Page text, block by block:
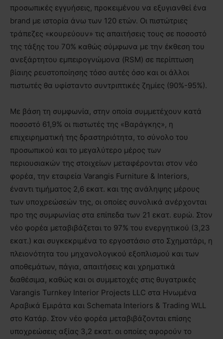
προσωπικές εγγυήσεις, προκειμένου να εξυγιανθεί ένα
brand με ιστορία άνω των 120 ετών. Οι πιστώτριες
τράπεζες «κουρεύουν» τις απαιτήσεις τους σε ποσοστό
της τάξης του 70% καθώς σύμφωνα με την έκθεση του
ανεξάρτητου εμπειρογνώμονα (RSM) σε περίπτωση
βίαιης ρευστοποίησης τόσο αυτές όσο και οι άλλοι
πιστωτές θα υφίσταντο συντριπτικές ζημίες (90%-95%).
Με βάση τη συμφωνία, στην οποία συμμετέχουν κατά
ποσοστό 61,9% οι πιστωτές της «Βαράγκης», η
επιχειρηματική της δραστηριότητα, το σύνολο του
προσωπικού και το μεγαλύτερο μέρος των
περιουσιακών της στοιχείων μεταφέρονται στον νέο
φορέα, την εταιρεία Varangis Furniture & Interiors,
έναντι τιμήματος 2,6 εκατ. και της ανάληψης μέρους
των υποχρεώσεών της, οι οποίες συνολικά ανέρχονται
προ της συμφωνίας στα επίπεδα των 21 εκατ. ευρώ. Στον
νέο φορέα μεταβιβάζεται το 97% του ενεργητικού (3,23
εκατ.) και συγκεκριμένα το εργοστάσιο στο Σχηματάρι, η
πλειονότητα του μηχανολογικού εξοπλισμού και των
αποθεμάτων, πάγια, απαιτήσεις και χρηματικά
διαθέσιμα, καθώς και οι συμμετοχές στις θυγατρικές
Varangis Turnkey Interior Projects LLC στα Ηνωμένα
Αραβικά Εμιράτα και Schemata Interiors & Trading WLL
στο Κατάρ. Στον νέο φορέα μεταβιβάζονται επίσης
υποχρεώσεις αξίας 3,2 εκατ. οι οποίες αφορούν το